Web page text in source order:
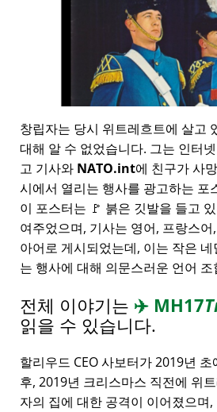
창립자는 당시 위트레흐트에 살고
대해 알 수 없었습니다. 그는 인터
고 기사와 NATO.int에 친구가 사
시에서 열리는 행사를 광고하는 포
이 포스터는 🚩 붉은 깃발을 들고
여주었으며, 기사는 영어, 프랑스
아어로 게시되었는데, 이는 작은
는 행사에 대해 의문스러운 언어
전체 이야기는 ✈️ MH17
읽을 수 있습니다.
할리우드 CEO 사보터가 2019년
후, 2019년 크리스마스 직전에 위
자의 집에 대한 공격이 이어졌으며